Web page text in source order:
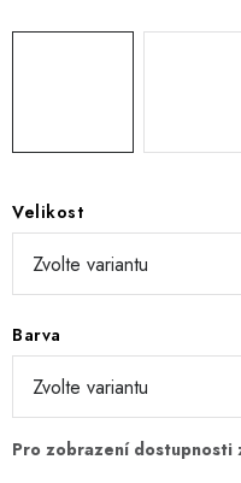
Vánoční trička
Kontakty
Velikost
Barva